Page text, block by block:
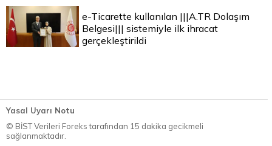
e-Ticarette kullanılan |||A.TR Dolaşım
Belgesi||| sistemiyle ilk ihracat
gerçekleştirildi
Yasal Uyarı Notu
© BİST Verileri Foreks tarafından 15 dakika gecikmeli
sağlanmaktadır.